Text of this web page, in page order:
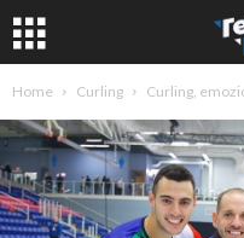
Home Curling Curling,